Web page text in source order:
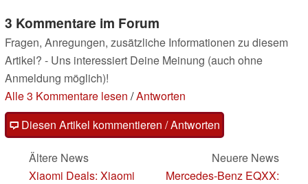
3 Kommentare im Forum
Fragen, Anregungen, zusätzliche Informationen zu diesem
Artikel? - Uns interessiert Deine Meinung (auch ohne
Anmeldung möglich)!
Alle 3 Kommentare lesen /Antworten
Diesen Artikel kommentieren / Antworten
Ältere News
Xiaomi Deals: Xiaomi
Neuere News
Mercedes-Benz EQXX: